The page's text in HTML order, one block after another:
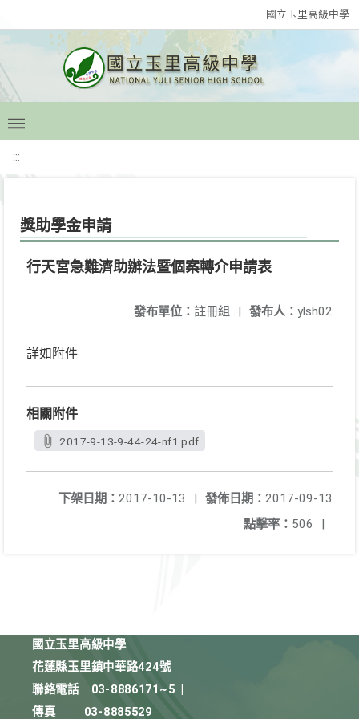
國立玉里高級中學
:::
獎助學金申請
行天宮急難濟助辦法暨個案轉介申請表
發布人： ylsh02
發布單位： 註冊組 |
詳如附件
相關附件
2017-9-13-9-44-24-nf1.pdf
發佈日期： 2017-09-13
下架日期： 2017-10-13
|
點擊率： 506 |
國立玉里高級中學
花蓮縣玉里鎮中華路424號
聯絡電話
03-8886171~5
傳真
03-8885529